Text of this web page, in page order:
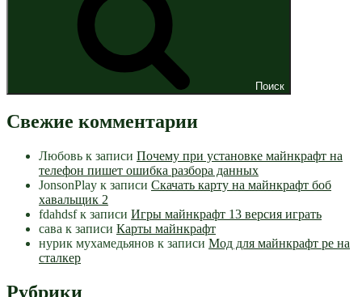
Поиск
Свежие комментарии
Любовь к записи Почему при установке майнкрафт на
телефон пишет ошибка разбора данных
JonsonPlay к записи Скачать карту на майнкрафт боб
хавальщик 2
fdahdsfк записи Игры майнкрафт 13 версия играть
сава к записи Карты майнкрафт
нурик мухамедьянов к записи Мод для майнкрафт pe на
сталкер
Рубрики